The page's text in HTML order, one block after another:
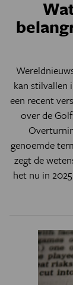
kan stilvallen
een recent
over de
genoemde
zegt de
het nu in